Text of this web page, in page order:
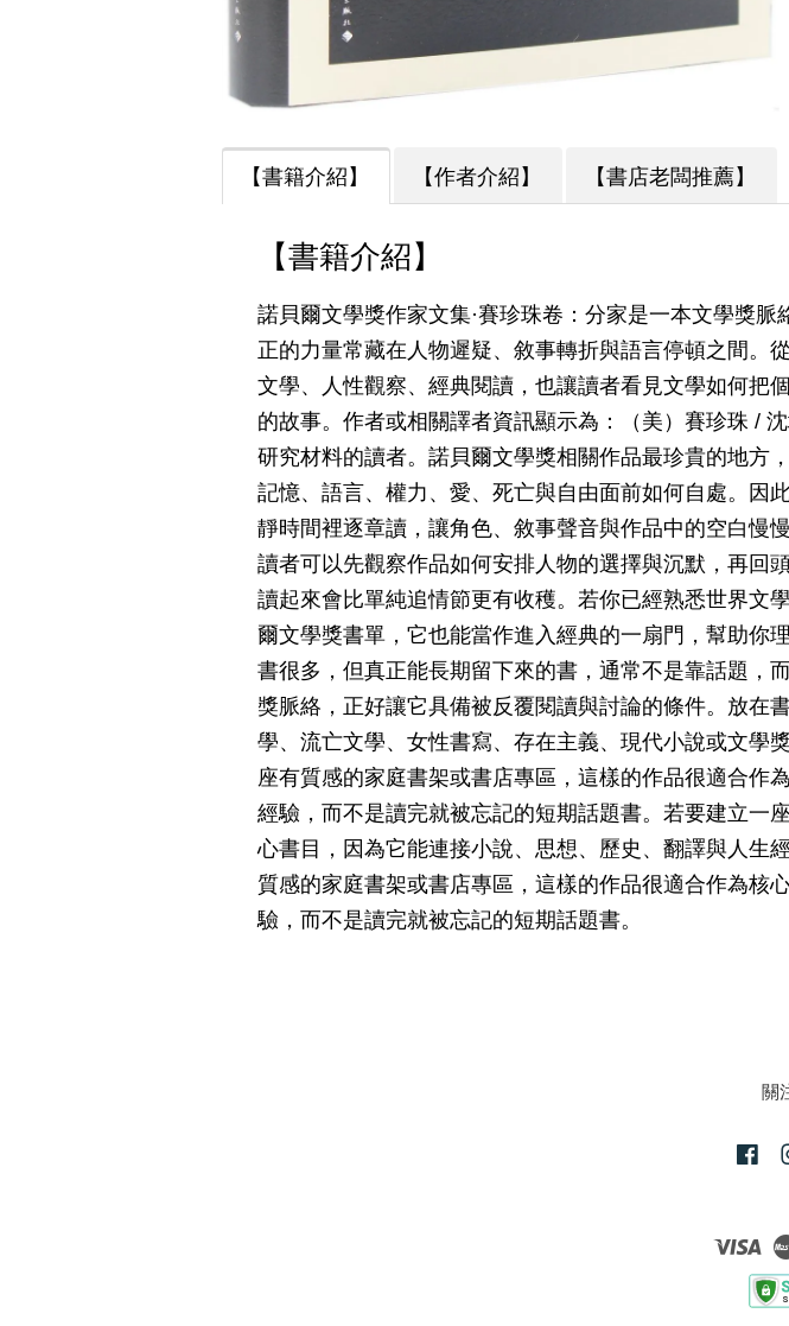
【書籍介紹】 【作者介紹】 【書店老闆推薦】
【書籍介紹】
諾貝爾文學獎作家文集·賽珍珠卷：分家是一本文學獎
正的力量常藏在人物遲疑、敘事轉折與語言停頓之間。
文學、人性觀察、經典閱讀，也讓讀者看見文學如何把
的故事。作者或相關譯者資訊顯示為：（美）賽珍珠 /
研究材料的讀者。諾貝爾文學獎相關作品最珍貴的地方
記憶、語言、權力、愛、死亡與自由面前如何自處。因
靜時間裡逐章讀，讓角色、敘事聲音與作品中的空白慢
讀者可以先觀察作品如何安排人物的選擇與沉默，再回
讀起來會比單純追情節更有收穫。若你已經熟悉世界文
爾文學獎書單，它也能當作進入經典的一扇門，幫助你
書很多，但真正能長期留下來的書，通常不是靠話題，
獎脈絡，正好讓它具備被反覆閱讀與討論的條件。放在
學、流亡文學、女性書寫、存在主義、現代小說或文學
座有質感的家庭書架或書店專區，這樣的作品很適合作
經驗，而不是讀完就被忘記的短期話題書。若要建立一
心書目，因為它能連接小說、思想、歷史、翻譯與人生
質感的家庭書架或書店專區，這樣的作品很適合作為核
驗，而不是讀完就被忘記的短期話題書。
關